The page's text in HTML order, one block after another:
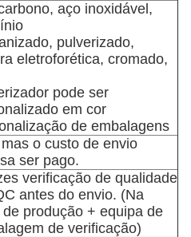
aço inoxidável,
pulverizado,
eletroforética, cromado,
pode ser
em cor
de embalagens
o custo de envio
ser pago.
verificação de qualidade
antes do envio. (Na
de produção + equipa de
de verificação)